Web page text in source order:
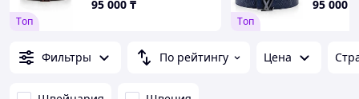
Tоп
Leather 40 мм, Brown
95 000 ₸
Tоп
кожи
95 000
Фильтры По рейтингу Цена